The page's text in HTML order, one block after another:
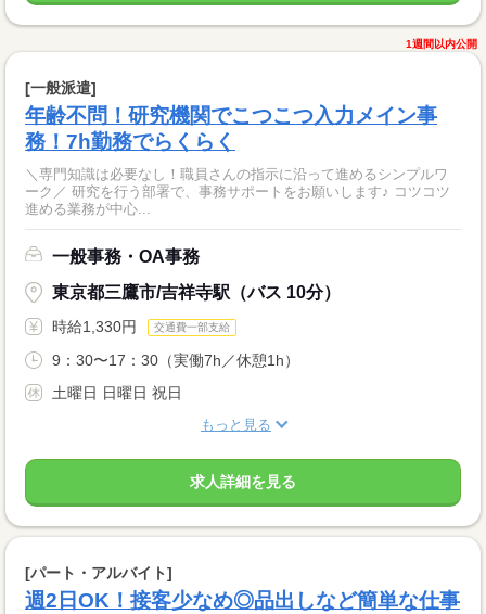
1週間以内公開
[一般派遣]
年齢不問！研究機関でこつこつ入力メイン事
務！7h勤務でらくらく
＼専門知識は必要なし！職員さんの指示に沿って進めるシンプルワ
ーク／ 研究を行う部署で、事務サポートをお願いします♪ コツコツ
進める業務が中心...
一般事務・OA事務
東京都三鷹市/吉祥寺駅（バス 10分）
時給1,330円 交通費一部支給
9：30〜17：30（実働7h／休憩1h）
土曜日 日曜日 祝日
もっと見る
求人詳細を見る
[パート・アルバイト]
週2日OK！接客少なめ◎品出しなど簡単な仕事